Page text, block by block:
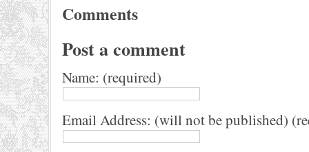
Comments
Post a comment
Name: (required)
Email Address: (will not be published)